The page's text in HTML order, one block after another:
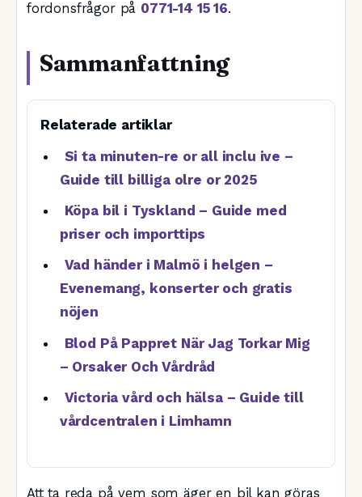
fordonsfrågor på 0771-14 15 16.
Sammanfattning
Relaterade artiklar
Si ta minuten-re or all inclu ive –
Guide till billiga olre or 2025
Köpa bil i Tyskland – Guide med
priser och importtips
Vad händer i Malmö i helgen –
Evenemang, konserter och gratis
nöjen
Blod På Pappret När Jag Torkar Mig
– Orsaker Och Vårdråd
Victoria vård och hälsa – Guide till
vårdcentralen i Limhamn
Att ta reda på vem som äger en bil kan göras